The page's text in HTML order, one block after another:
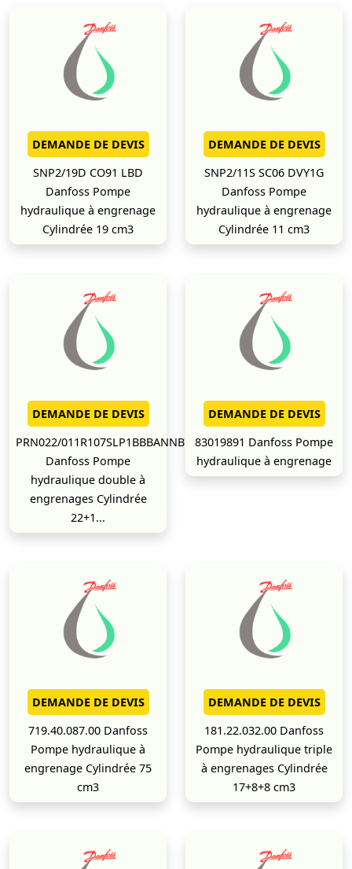
DEMANDE DE DEVIS
SNP2/19D CO91 LBD
Danfoss Pompe
hydraulique à engrenage
Cylindrée 19 cm3
DEMANDE DE DEVIS
SNP2/11S SC06 DVY1G
Danfoss Pompe
hydraulique à engrenage
Cylindrée 11 cm3
DEMANDE DE DEVIS
PRN022/011R107SLP1BBBANNB7B5/NNNN/NNNNN
Danfoss Pompe
hydraulique double à
engrenages Cylindrée
22+1...
DEMANDE DE DEVIS
83019891 Danfoss Pompe
hydraulique à engrenage
DEMANDE DE DEVIS
719.40.087.00 Danfoss
Pompe hydraulique à
engrenage Cylindrée 75
cm3
DEMANDE DE DEVIS
181.22.032.00 Danfoss
Pompe hydraulique triple
à engrenages Cylindrée
17+8+8 cm3